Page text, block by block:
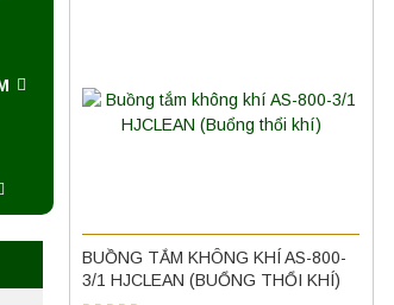
BUỒNG TẮM KHÔNG KHÍ AS-800-
3/1 HJCLEAN (BUỔNG THỔI KHÍ)